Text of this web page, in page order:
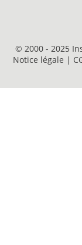
© 2000 - 2025
Notice légale |